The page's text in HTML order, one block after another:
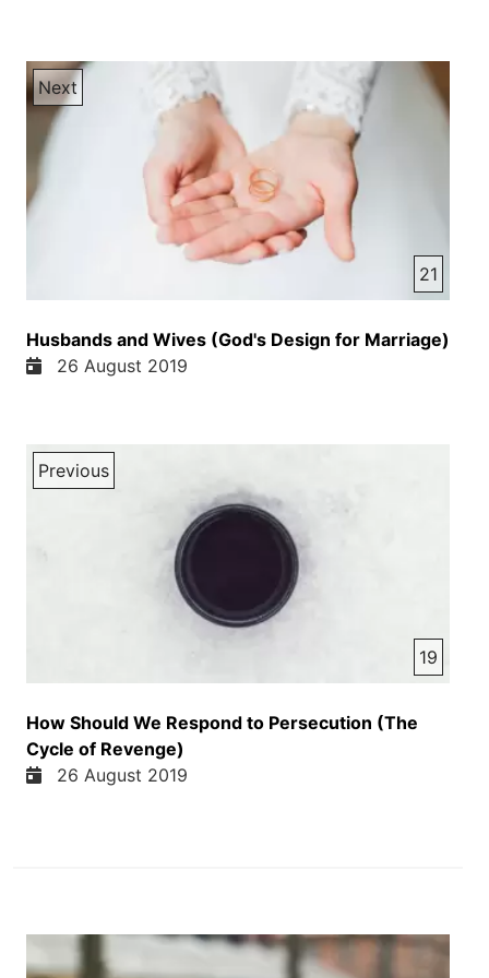
Next
21
Husbands and Wives (God's Design for Marriage)
26 August 2019
Previous
19
How Should We Respond to Persecution (The
Cycle of Revenge)
26 August 2019